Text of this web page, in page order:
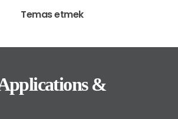
Temas etmek
&